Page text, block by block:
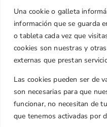
Una cookie o galleta
información que se guarda
o tableta cada vez que
cookies son nuestras y
externas que prestan
Las cookies pueden ser de
son necesarias para que
funcionar, no necesitan de
que tenemos activadas por
Centre de
Caballero, Nº 5,
+34